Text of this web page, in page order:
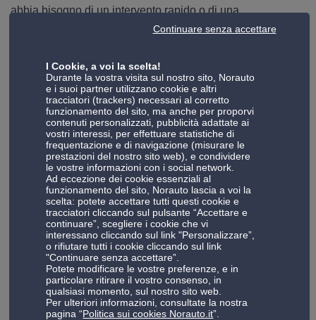
abbia bisogno di un intervento rapido o di una
manutenzione programmata per la tua auto.
romagnola ti garantisce sempre la massima competenza
tecnica e un'ampia gamma di servizi per mantenere il tuo
veicolo in perfetta efficienza.
Servizi gommista Norauto a Forlì-Cesena
Nel territorio diForlì-Cesena , il servizio di
Norautorisponde a tutte le esigenze legate agli
pneumatici della tua auto, offrendo interventi professionali
che spaziano dal semplicemontaggio pneumatici
alle operazioni più specialistiche come laconvergenza
bilanciatura ruote.
Affidandoti ai nostri esperti di Savignano sul Rubicone,
potrai scegliere tra un'ampia gamma di pneumatici di
I Cookie, a voi la scelta!
Durante la vostra visita sul nostro sito, Norauto
e i suoi partner utilizzano cookie e altri
tracciatori (trackers) necessari al corretto
funzionamento del sito, ma anche per proporvi
contenuti personalizzati, pubblicità adattate ai
vostri interessi, per effettuare statistiche di
frequentazione e di navigazione (misurare le
prestazioni del nostro sito web), e condividere
le vostre informazioni con i social network.
Ad eccezione dei cookie essenziali al
funzionamento del sito, Norauto lascia a voi la
scelta: potete accettare tutti questi cookie e
tracciatori cliccando sul pulsante “Accettare e
continuare”, scegliere i cookie che vi
interessano cliccando sul link "Personalizzare”,
o rifiutare tutti i cookie cliccando sul link
"Continuare senza accettare”.
Potete modificare le vostre preferenze, e in
particolare ritirare il vostro consenso, in
qualsiasi momento, sul nostro sito web.
Per ulteriori informazioni, consultate la nostra
pagina “Politica sui cookies Norauto.it”.
Continuare senza accettare